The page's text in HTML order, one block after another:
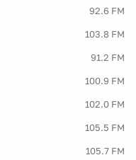
92.6 FM
103.8 FM
91.2 FM
100.9 FM
102.0 FM
105.5 FM
105.7 FM